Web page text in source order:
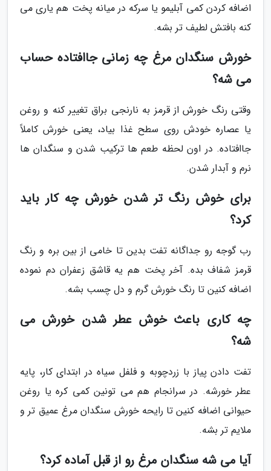
اضافه کردن کمی آبلیمو یا سرکه در میانه پخت هم یاری می
کنه بافتش لطیف تر بشه.
خورش سنگدان مرغ چه زمانی جاافتاده حساب
می شه؟
وقتی رنگ خورش از قرمز به نارنجی براق تغییر کنه و روغن
یا عصاره خودش روی سطح غذا بیاد، یعنی خورش کاملاً
جاافتاده. در اون لحظه طعم ها ترکیب شدن و سنگدان ها
نرم و آبدار شدن.
برای خوش رنگ تر شدن خورش چه کار باید
کرد؟
رب گوجه رو جداگانه تفت بدین تا خامی از بین بره و رنگ
قرمز شفاف بده. آخر پخت هم یه قاشق زعفران دم نموده
اضافه کنین تا رنگ خورش گرم و دل چسب بشه.
چه کاری باعث خوش عطر شدن خورش می
شه؟
تفت دادن پیاز با زردچوبه و فلفل سیاه در ابتدای کار، پایه
عطر خورشه. در سرانجام هم می تونین کمی کره یا روغن
حیوانی اضافه کنین تا رایحه خورش سنگدان مرغ عمیق تر و
ملایم تر بشه.
آیا می شه سنگدان مرغ رو از قبل آماده کرد؟